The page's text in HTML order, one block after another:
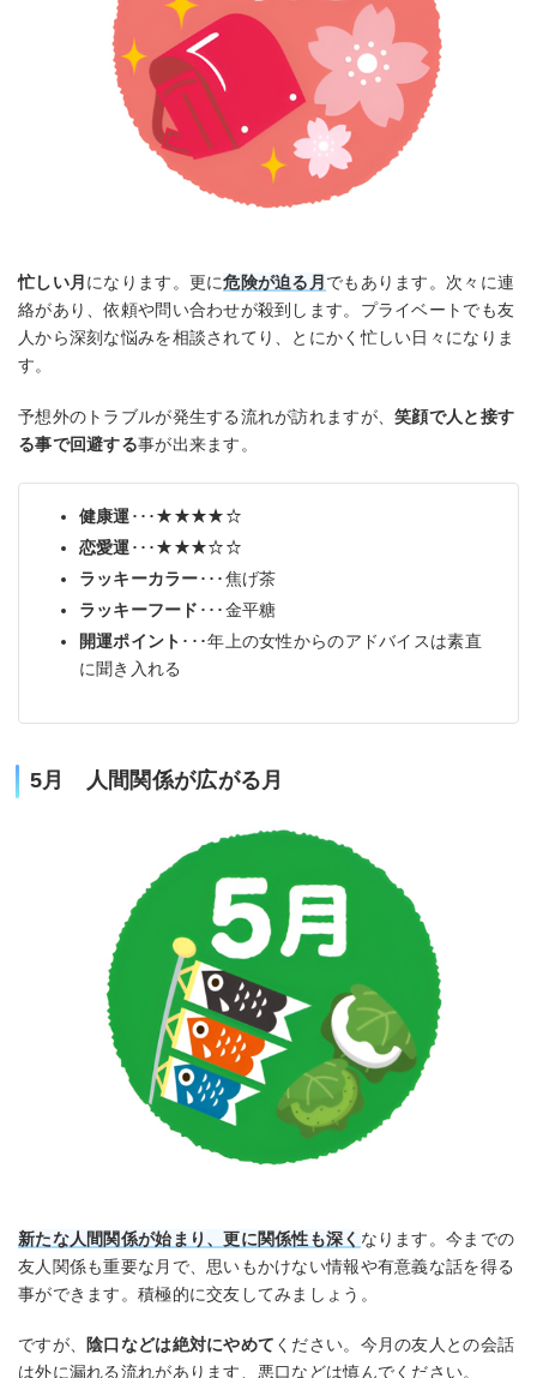
忙しい月 になります。更に危険が迫る月 でもあります。次々に連
絡があり、依頼や問い合わせが殺到します。プライベートでも友
人から深刻な悩みを相談されてり、とにかく忙しい日々になりま
す。
予想外のトラブルが発生する流れが訪れますが、笑顔で人と接す
る事で回避する事が出来ます。
健康運･･･★★★★☆
恋愛運･･･★★★☆☆
ラッキーカラー･･･焦げ茶
ラッキーフード ･･･金平糖
開運ポイント ･･･年上の女性からのアドバイスは素直
に聞き入れる
5月 人間関係が広がる月
新たな人間関係が始まり、更に関係性も深く なります。今までの
友人関係も重要な月で、思いもかけない情報や有意義な話を得る
事ができます。積極的に交友してみましょう。
ですが、 陰口などは絶対にやめて ください。今月の友人との会話
は外に漏れる流れがあります、悪口などは慎んでください。